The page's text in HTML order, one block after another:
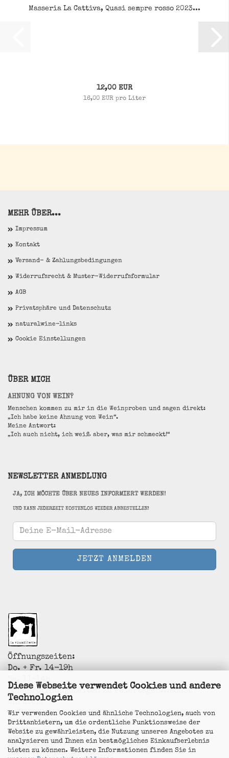
Diese Webseite verwendet Cookies und andere
Technologien
Wir verwenden Cookies und ähnliche Technologien, auch von
Drittanbietern, um die ordentliche Funktionsweise der
Website zu gewährleisten, die Nutzung unseres Angebotes zu
analysieren und Ihnen ein bestmögliches Einkaufserlebnis
bieten zu können. Weitere Informationen finden Sie in
Masseria La Cattiva, Quasi sempre rosso 2023...
12,00 EUR
16,00 EUR pro Liter
MEHR ÜBER...
Impressum
Kontakt
Versand- & Zahlungsbedingungen
Widerrufsrecht & Muster-Widerrufsformular
AGB
Privatsphäre und Datenschutz
naturalwine-links
Cookie Einstellungen
ÜBER MICH
AHNUNG VON WEIN?
Menschen kommen zu mir in die Weinproben und sagen direkt:
„Ich habe keine Ahnung von Wein“.
Meine Antwort:
„Ich auch nicht, ich weiß aber, was mir schmeckt!“
NEWSLETTER ANMEDLUNG
JA, ICH MÖCHTE ÜBER NEUES INFORMIERT WERDEN!
UND KANN JEDERZEIT KOSTENLOS WIEDER ABBESTELLEN!
Öffnungszeiten:
Do. + Fr. 14-19h
Sa. 11-14h
Sonderöffnungszeiten zu Feiertagen...sonst
anrufen!
La Vincaillerie - vin naturel
Surk-ki Schrade
Leostrasse 57
50823 Köln - Ehrenfeld
+49 172 5926537
info@la-vincaillerie.de